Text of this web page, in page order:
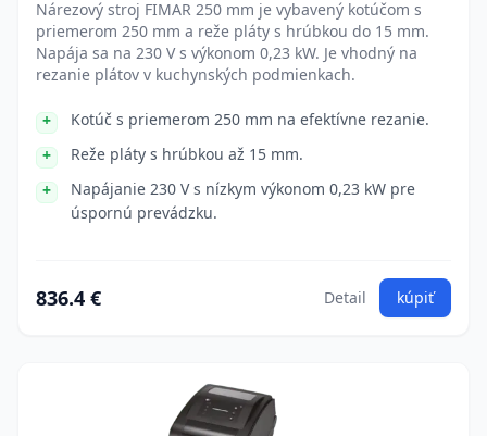
Nárezový stroj FIMAR 250 mm je vybavený kotúčom s
priemerom 250 mm a reže pláty s hrúbkou do 15 mm.
Napája sa na 230 V s výkonom 0,23 kW. Je vhodný na
rezanie plátov v kuchynských podmienkach.
Kotúč s priemerom 250 mm na efektívne rezanie.
Reže pláty s hrúbkou až 15 mm.
Napájanie 230 V s nízkym výkonom 0,23 kW pre
úspornú prevádzku.
836.4 € Detail kúpiť